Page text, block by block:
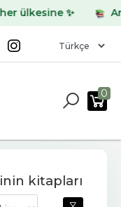
✨
0
kitapları